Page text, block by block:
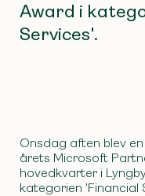
Award i
Services'.
Onsdag aften blev
årets Microsoft
hovedkvarter i
kategorien 'Financial